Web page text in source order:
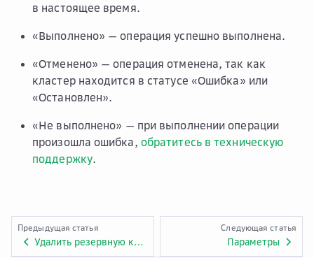
в настоящее время.
«Выполнено» — операция успешно выполнена.
«Отменено» — операция отменена, так как
кластер находится в статусе «Ошибка» или
«Остановлен».
«Не выполнено» — при выполнении операции
произошла ошибка, обратитесь в техническую
поддержку.
Предыдущая статья
Удалить резервную копию
Следующая статья
Параметры